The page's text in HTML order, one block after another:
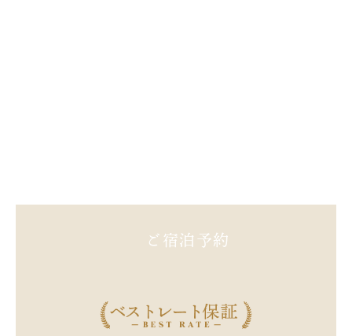
ご宿泊予約